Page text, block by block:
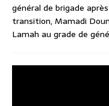
général de brigade
transition, Mamadi
Lamah au grade de